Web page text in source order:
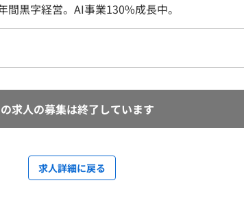
間黒字経営。AI事業130%成長中。
求人の募集は終了しています
求人詳細に戻る